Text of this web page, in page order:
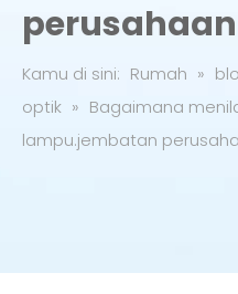
Kamu di sini: Rumah »
optik » Bagaimana
lampu.jembatan